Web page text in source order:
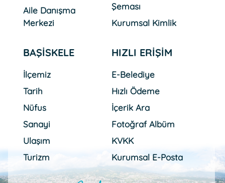
Aile Danışma
Merkezi
Şeması
Kurumsal Kimlik
BAŞİSKELE
İlçemiz
Tarih
Nüfus
Sanayi
Ulaşım
Turizm
HIZLI ERİŞİM
E-Belediye
Hızlı Ödeme
İçerik Ara
Fotoğraf Albüm
KVKK
Kurumsal E-Posta